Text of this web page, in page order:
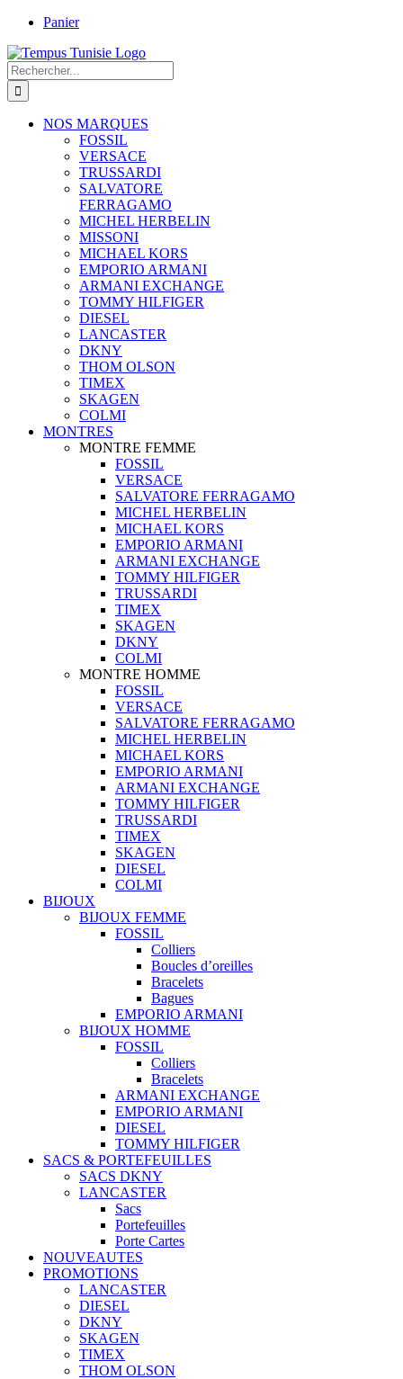
Passer
contenu
Panier
Rechercher:
NOS MARQUES
FOSSIL
VERSACE
TRUSSARDI
SALVATORE
FERRAGAMO
MICHEL HERBELIN
MISSONI
MICHAEL KORS
EMPORIO ARMANI
ARMANI EXCHANGE
TOMMY HILFIGER
DIESEL
LANCASTER
DKNY
THOM OLSON
TIMEX
SKAGEN
COLMI
MONTRES
MONTRE FEMME
FOSSIL
VERSACE
SALVATORE FERRAGAMO
MICHEL HERBELIN
MICHAEL KORS
EMPORIO ARMANI
ARMANI EXCHANGE
TOMMY HILFIGER
TRUSSARDI
TIMEX
SKAGEN
DKNY
COLMI
MONTRE HOMME
FOSSIL
VERSACE
SALVATORE FERRAGAMO
MICHEL HERBELIN
MICHAEL KORS
EMPORIO ARMANI
ARMANI EXCHANGE
TOMMY HILFIGER
TRUSSARDI
TIMEX
SKAGEN
DIESEL
COLMI
BIJOUX
BIJOUX FEMME
FOSSIL
Colliers
Boucles d’oreilles
Bracelets
Bagues
EMPORIO ARMANI
BIJOUX HOMME
FOSSIL
Colliers
Bracelets
ARMANI EXCHANGE
EMPORIO ARMANI
DIESEL
TOMMY HILFIGER
SACS & PORTEFEUILLES
SACS DKNY
LANCASTER
Sacs
Portefeuilles
Porte Cartes
NOUVEAUTES
PROMOTIONS
LANCASTER
DIESEL
DKNY
SKAGEN
TIMEX
THOM OLSON